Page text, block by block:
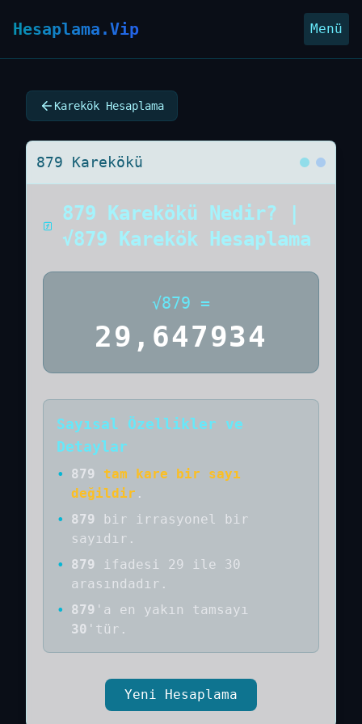
Hesaplama.Vip Menü
Karekök Hesaplama
879 Karekökü
879 Karekökü Nedir? |
√879 Karekök Hesaplama
√879 =
29,647934
Sayısal Özellikler ve
Detaylar
• 879
tam kare bir sayı
değildir .
•
879 bir
irrasyonel bir
sayıdır .
•
879
ifadesi 29 ile 30
arasındadır.
•
879 'a en yakın tamsayı
30 'tür.
Yeni Hesaplama